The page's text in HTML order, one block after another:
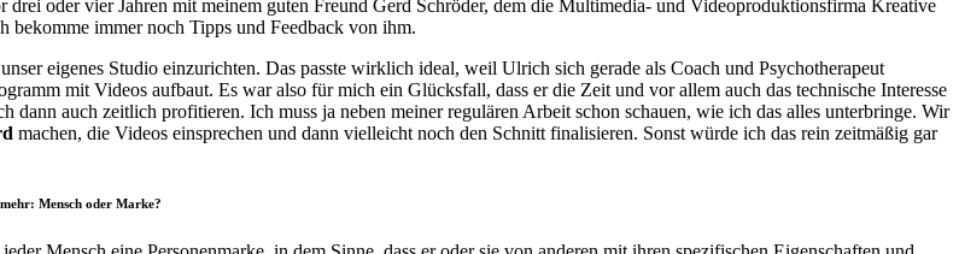
oder vier Jahren mit meinem guten Freund Gerd Schröder, dem die Multimedia- und Videoproduktionsfirma Kreative
bekomme immer noch Tipps und Feedback von ihm.
eigenes Studio einzurichten. Das passte wirklich ideal, weil Ulrich sich gerade als Coach und Psychotherapeut
mit Videos aufbaut. Es war also für mich ein Glücksfall, dass er die Zeit und vor allem auch das technische Interesse
auch zeitlich profitieren. Ich muss ja neben meiner regulären Arbeit schon schauen, wie ich das alles unterbringe. Wir
machen, die Videos einsprechen und dann vielleicht noch den Schnitt finalisieren. Sonst würde ich das rein zeitmäßig gar
Mensch oder Marke?